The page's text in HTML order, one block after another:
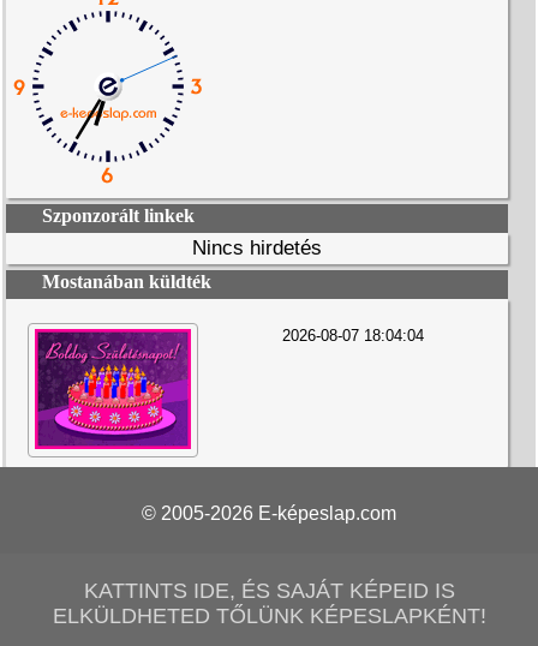
Szponzorált linkek
Nincs hirdetés
Mostanában küldték
2026-08-07 18:04:04
© 2005-2026 E-képeslap.com
KATTINTS IDE, ÉS SAJÁT KÉPEID IS
ELKÜLDHETED TŐLÜNK KÉPESLAPKÉNT!